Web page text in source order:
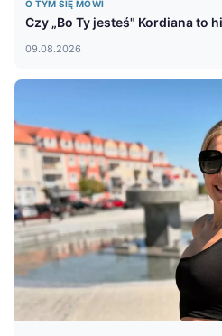
O TYM SIĘ MÓWI
Czy „Bo Ty jesteś" Kordiana to
09.08.2026